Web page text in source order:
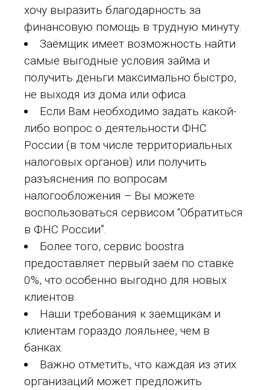
хочу выразить благодарность за
финансовую помощь в трудную минуту.
Заёмщик имеет возможность найти
самые выгодные условия займа и
получить деньги максимально быстро,
не выходя из дома или офиса.
Если Вам необходимо задать какой-
либо вопрос о деятельности ФНС
России (в том числе территориальных
налоговых органов) или получить
разъяснения по вопросам
налогообложения – Вы можете
воспользоваться сервисом “Обратиться
в ФНС России”.
Более того, сервис boostra
предоставляет первый заём по ставке
0%, что особенно выгодно для новых
клиентов.
Наши требования к заемщикам и
клиентам гораздо лояльнее, чем в
банках.
Важно отметить, что каждая из этих
организаций может предложить